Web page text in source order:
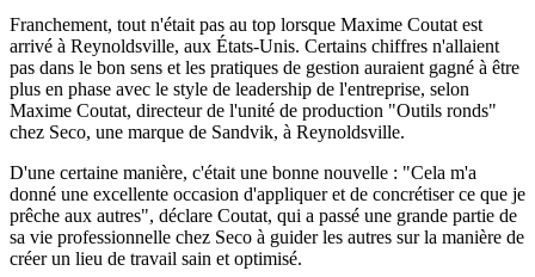
Franchement, tout n'était pas au top lorsque Maxime Coutat est
arrivé à Reynoldsville, aux États-Unis. Certains chiffres n'allaient
pas dans le bon sens et les pratiques de gestion auraient gagné à être
plus en phase avec le style de leadership de l'entreprise, selon
Maxime Coutat, directeur de l'unité de production "Outils ronds"
chez Seco, une marque de Sandvik, à Reynoldsville.
D'une certaine manière, c'était une bonne nouvelle : "Cela m'a
donné une excellente occasion d'appliquer et de concrétiser ce que je
prêche aux autres", déclare Coutat, qui a passé une grande partie de
sa vie professionnelle chez Seco à guider les autres sur la manière de
créer un lieu de travail sain et optimisé.